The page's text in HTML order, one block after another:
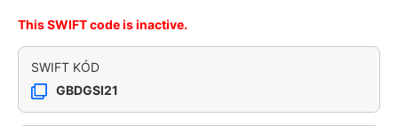
This SWIFT code is inactive.
SWIFT KÓD
GBDGSI21